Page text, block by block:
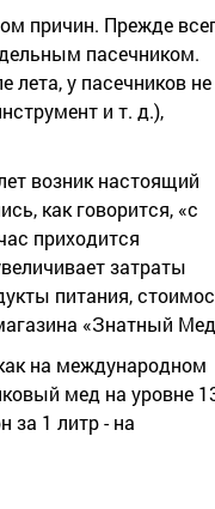
причин. Прежде
пасечником.
лета, у пасечников не
и т. д.),
возник настоящий
как говорится, «с
приходится
затраты
питания,
«Знатный
на международном
мед на уровне
за 1 литр - на